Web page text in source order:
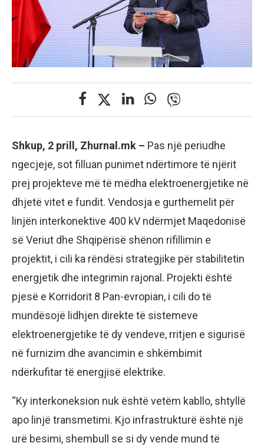
Shkup, 2 prill, Zhurnal.mk – Pas një periudhe
ngecjeje, sot filluan punimet ndërtimore të njërit
prej projekteve më të mëdha elektroenergjetike në
dhjetë vitet e fundit. Vendosja e gurthemelit për
linjën interkonektive 400 kV ndërmjet Maqedonisë
së Veriut dhe Shqipërisë shënon rifillimin e
projektit, i cili ka rëndësi strategjike për stabilitetin
energjetik dhe integrimin rajonal. Projekti është
pjesë e Korridorit 8 Pan-evropian, i cili do të
mundësojë lidhjen direkte të sistemeve
elektroenergjetike të dy vendeve, rritjen e sigurisë
në furnizim dhe avancimin e shkëmbimit
ndërkufitar të energjisë elektrike.
“Ky interkoneksion nuk është vetëm kabllo, shtyllë
apo linjë transmetimi. Kjo infrastrukturë është një
urë besimi, shembull se si dy vende mund të